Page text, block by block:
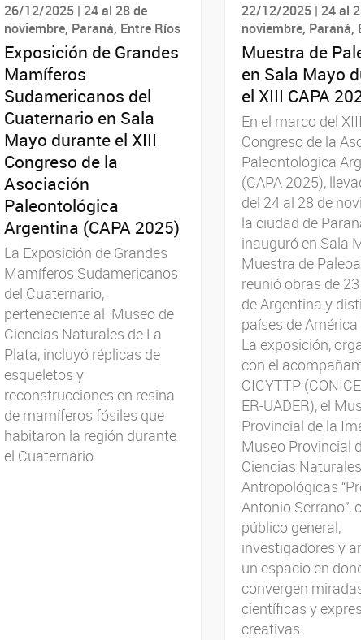
26/12/2025 | 24 al 28 de
noviembre, Paraná, Entre Ríos
Exposición de Grandes
Mamíferos
Sudamericanos del
Cuaternario en Sala
Mayo durante el XIII
Congreso de la
Asociación
Paleontológica
Argentina (CAPA 2025)
La Exposición de Grandes
Mamíferos Sudamericanos
del Cuaternario,
perteneciente al Museo de
Ciencias Naturales de La
Plata, incluyó réplicas de
esqueletos y
reconstrucciones en resina
de mamíferos fósiles que
habitaron la región durante
el Cuaternario.
22/12/2025 | 24 al
noviembre, Paraná,
Muestra de
en Sala Mayo
el XIII CAPA
En el marco del XIII
Congreso de la
Paleontológica
(CAPA 2025),
del 24 al 28 de
la ciudad de
inauguró en Sala
Muestra de
reunió obras de
de Argentina y
países de
La exposición,
con el
CICYTTP
ER-UADER), el
Provincial de la
Museo Provincial
Ciencias
Antropológicas
Antonio Serrano”,
público general,
investigadores y
un espacio en
convergen
científicas y
creativas.